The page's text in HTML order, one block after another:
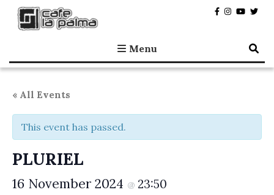
Café la Palma
Programming live music in Madrid since 1995.
Menu
« All Events
This event has passed.
PLURIEL
16 November 2024 @ 23:50